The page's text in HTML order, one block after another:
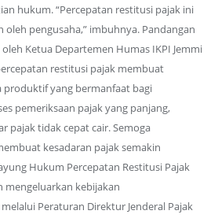
hukum. “Percepatan restitusi pajak ini
oleh pengusaha,” imbuhnya. Pandangan
Ketua Departemen Humas IKPI Jemmi
restitusi pajak membuat
produktif yang bermanfaat bagi
pemeriksaan pajak yang panjang,
pajak tidak cepat cair. Semoga
kesadaran pajak semakin
Hukum Percepatan Restitusi Pajak
mengeluarkan kebijakan
Peraturan Direktur Jenderal Pajak